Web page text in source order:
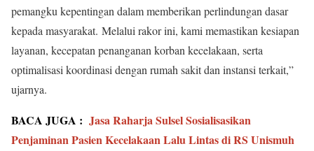
pemangku kepentingan dalam memberikan perlindungan dasar
kepada masyarakat. Melalui rakor ini, kami memastikan kesiapan
layanan, kecepatan penanganan korban kecelakaan, serta
optimalisasi koordinasi dengan rumah sakit dan instansi terkait,”
ujarnya.
BACA JUGA : Jasa Raharja Sulsel Sosialisasikan
Penjaminan Pasien Kecelakaan Lalu Lintas di RS Unismuh